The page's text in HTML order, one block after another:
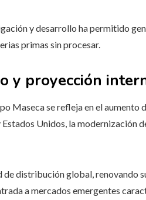
y desarrollo ha permitido
primas sin procesar.
y proyección
Maseca se refleja en el aumento
Unidos, la
de distribución global, renovando
a mercados emergentes